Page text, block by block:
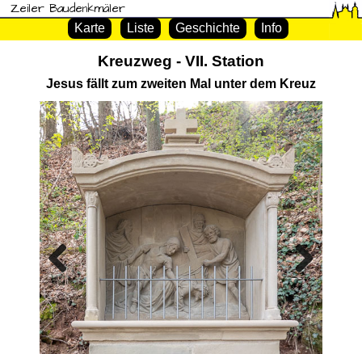
Zeiler Baudenkmäler
Karte Liste Geschichte Info
Kreuzweg - VII. Station
Jesus fällt zum zweiten Mal unter dem Kreuz
Previous Next